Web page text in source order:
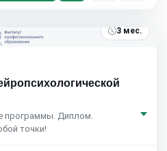
3 мес.
программы. Диплом.
точки!